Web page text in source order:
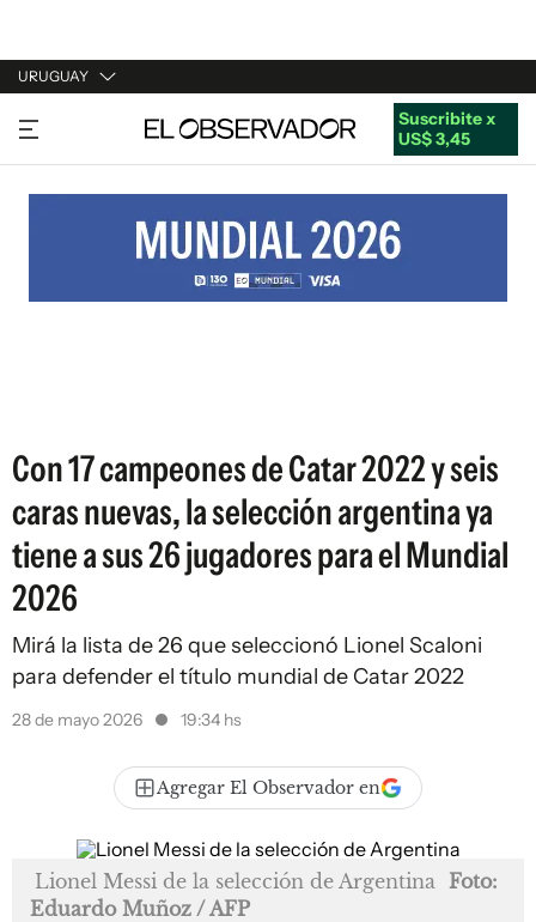
URUGUAY
URUGUAY
ARGENTINA
ESTADOS UNIDOS
Suscribite x
US$ 3,45
Con 17 campeones de Catar 2022 y seis
caras nuevas, la selección argentina ya
tiene a sus 26 jugadores para el Mundial
2026
Mirá la lista de 26 que seleccionó Lionel Scaloni
para defender el título mundial de Catar 2022
28 de mayo 2026 19:34 hs
Agregar El Observador en
Lionel Messi de la selección de Argentina Foto:
Eduardo Muñoz / AFP